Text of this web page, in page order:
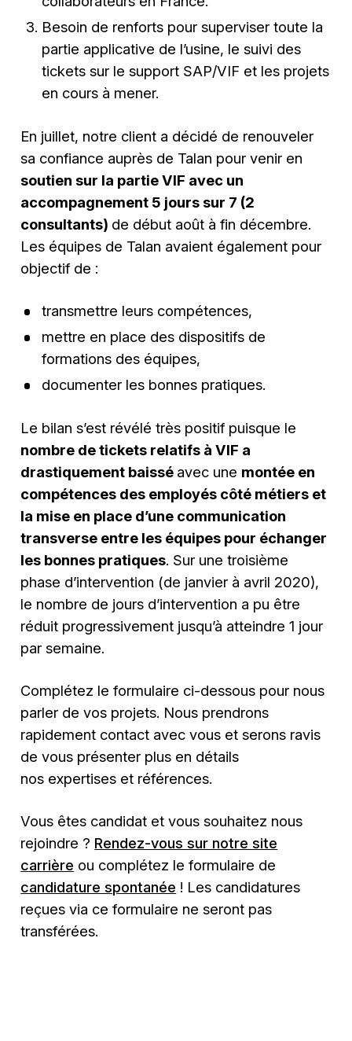
Besoin de renforts pour superviser toute la
partie applicative de l’usine, le suivi des
tickets sur le support SAP/VIF et les projets
en cours à mener.
En juillet, notre client a décidé de renouveler
sa confiance auprès de Talan pour venir en
soutien sur la partie VIF avec un
accompagnement 5 jours sur 7 (2
consultants) de début août à fin décembre.
Les équipes de Talan avaient également pour
objectif de :
transmettre leurs compétences,
mettre en place des dispositifs de
formations des équipes,
documenter les bonnes pratiques.
Le bilan s’est révélé très positif puisque le
nombre de tickets relatifs à VIF a
drastiquement baissé avec une montée en
compétences des employés côté métiers et
la mise en place d’une communication
transverse entre les équipes pour échanger
les bonnes pratiques. Sur une troisième
phase d’intervention (de janvier à avril 2020),
le nombre de jours d’intervention a pu être
réduit progressivement jusqu’à atteindre 1 jour
par semaine.
Complétez le formulaire ci-dessous pour nous
parler de vos projets. Nous prendrons
rapidement contact avec vous et serons ravis
de vous présenter plus en détails
nos expertises et références.
Vous êtes candidat et vous souhaitez nous
rejoindre ? Rendez-vous sur notre site
carrière ou complétez le formulaire de
candidature spontanée ! Les candidatures
reçues via ce formulaire ne seront pas
transférées.